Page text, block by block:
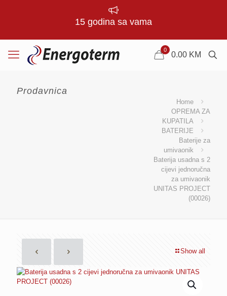
15 godina sa vama
0
0.00 KM
Prodavnica
Home
OPREMA ZA
KUPATILA
BATERIJE
Baterije za
umivaonik
Baterija usadna s 2
cijevi jednoručna
za umivaonik
UNITAS PROJECT
(00026)
Show all